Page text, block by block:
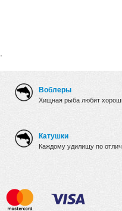
.
Воблеры
Хищная рыба любит
Катушки
Каждому удилищу по